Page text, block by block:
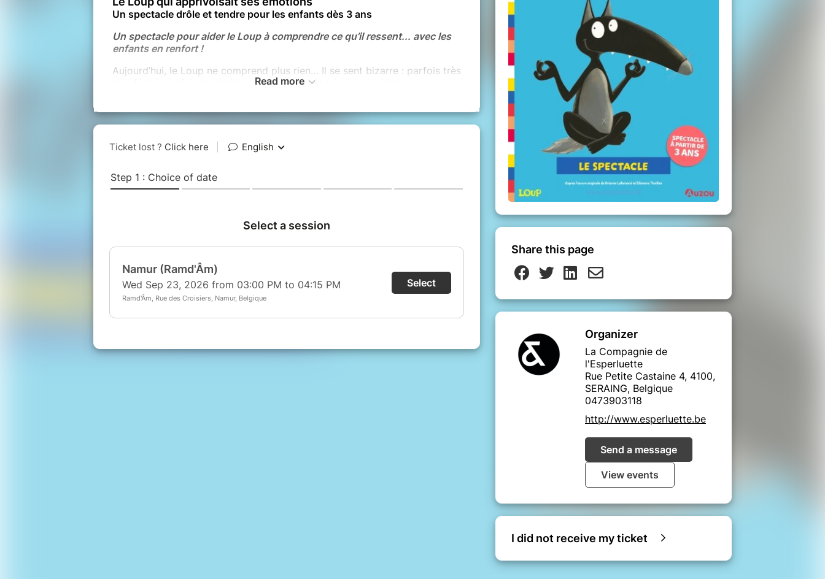
Un spectacle drôle et tendre pour les enfants dès 3 ans
Un spectacle pour aider le Loup à comprendre ce qu’il ressent... avec les
enfants en renfort !
Aujourd’hui, le Loup ne comprend plus rien… Il se sent bizarre : parfois très
très fâché, parfois tout triste, et puis soudain très joyeux ! Heureusement,
émotions… en s’amusant !
Les petits comme les grands passeront un moment complice et joyeux
Théâtre, impro et participation
mail : artetfaq@gmail.com
Avec l'aimable collaboration des Editions Auzou.
D’après l’œuvre originale de Orianne Lallemand et Eléonore Thuillier
Remarque : il n'y a pas de mascotte Le Loup dans le spectacle !
Read more
Share this page
Organizer
La Compagnie de
l'Esperluette
Rue Petite Castaine 4, 4100,
SERAING, Belgique
0473903118
http://www.esperluette.be
Send a message
View events
I did not receive my ticket